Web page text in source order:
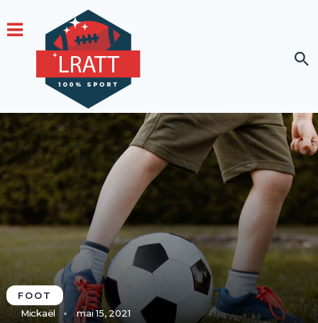
FOOT
Mickaël
mai 15, 2021